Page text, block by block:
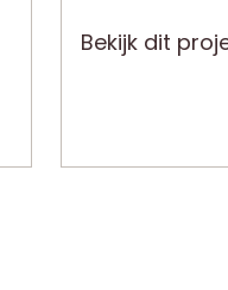
Bekijk dit